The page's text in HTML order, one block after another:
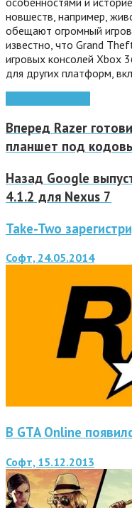
новшеств, например,
обещают огромный
известно, что Grand
игровых консолей Xbox
для других платформ,
Вперед Razer
планшет под
Назад Google
4.1.2 для Nexus 7
Take-Two
Софт, 24.05.2014
В GTA Online
Софт, 15.12.2013